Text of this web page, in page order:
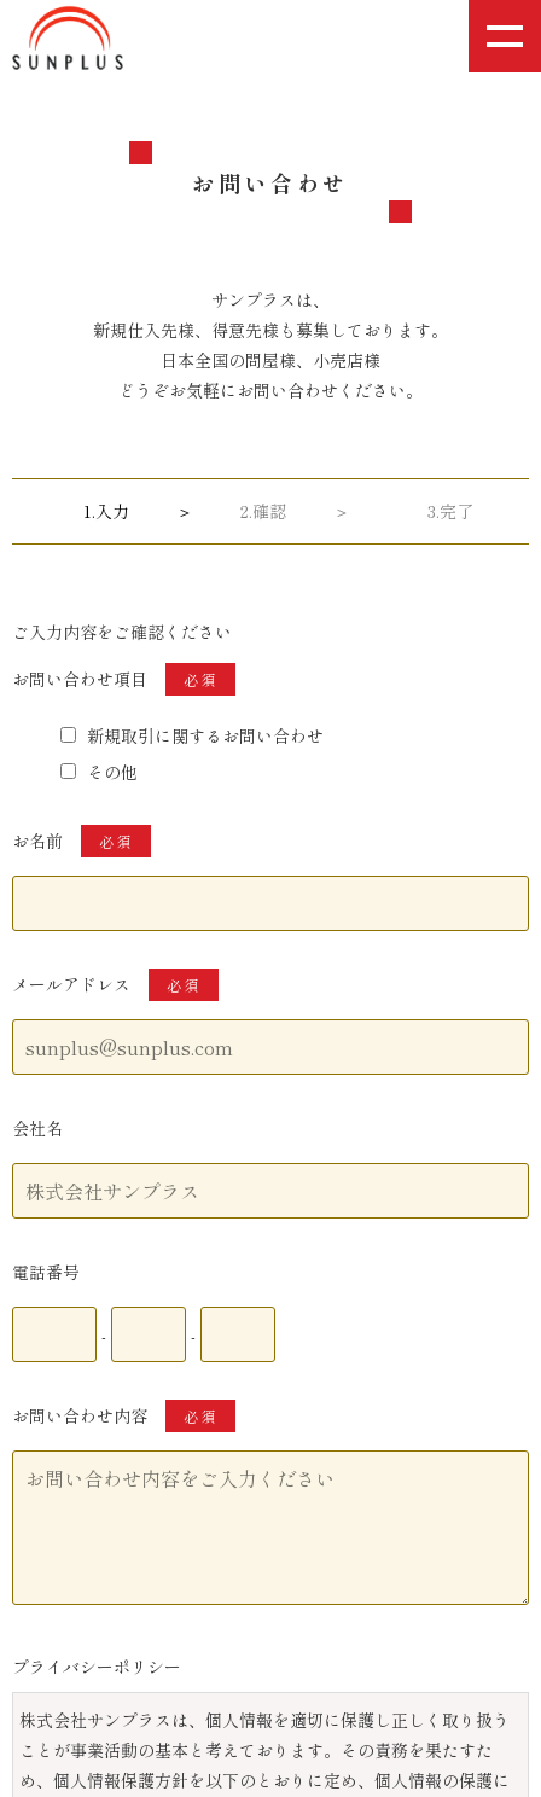
M
お問い合わせ
サンプラスは、
新規仕入先様、得意先様も募集しております。
日本全国の問屋様、小売店様
どうぞお気軽にお問い合わせください。
1.入力 2.確認 3.完了
ご入力内容をご確認ください
お問い合わせ項目
必須
新規取引に関するお問い合わせ
その他
お名前 必須
メールアドレス 必須
会社名
電話番号
- -
お問い合わせ内容 必須
プライバシーポリシー
株式会社サンプラスは、個人情報を適切に保護し正しく取り扱う
ことが事業活動の基本と考えております。その責務を果たすた
め、個人情報保護方針を以下のとおりに定め、個人情報の保護に